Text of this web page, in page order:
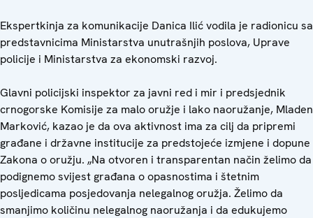
Ekspertkinja za komunikacije Danica Ilić vodila je radionicu sa
predstavnicima Ministarstva unutrašnjih poslova, Uprave
policije i Ministarstva za ekonomski razvoj.
Glavni policijski inspektor za javni red i mir i predsjednik
crnogorske Komisije za malo oružje i lako naoružanje, Mladen
Marković, kazao je da ova aktivnost ima za cilj da pripremi
građane i državne institucije za predstojeće izmjene i dopune
Zakona o oružju. „Na otvoren i transparentan način želimo da
podignemo svijest građana o opasnostima i štetnim
posljedicama posjedovanja nelegalnog oružja. Želimo da
smanjimo količinu nelegalnog naoružanja i da edukujemo